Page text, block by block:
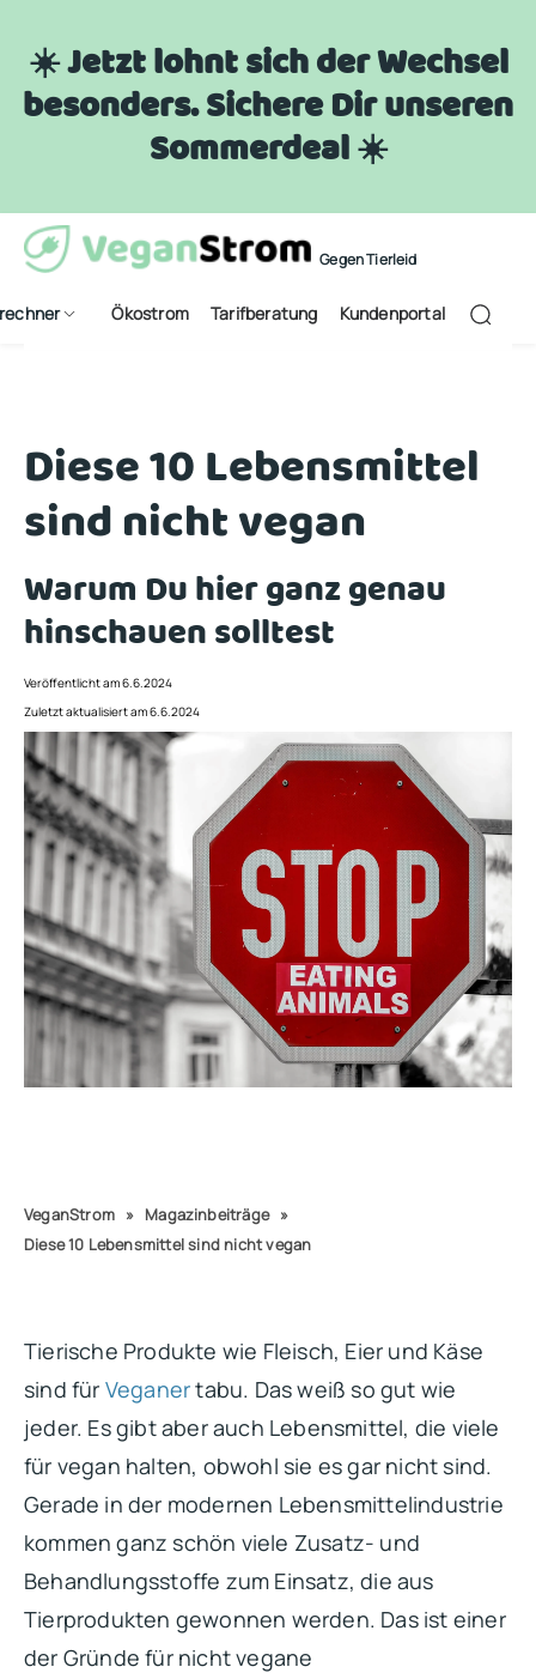
☀️ Jetzt lohnt sich der Wechsel
besonders. Sichere Dir unseren
Sommerdeal ☀️
Gegen Tierleid
Ökostrom Tarifberatung Kundenportal
Diese 10 Lebensmittel
sind nicht vegan
Warum Du hier ganz genau
hinschauen solltest
Veröffentlicht am 6.6.2024
Zuletzt aktualisiert am 6.6.2024
VeganStrom » Magazinbeiträge »
Diese 10 Lebensmittel sind nicht vegan
Tierische Produkte wie Fleisch, Eier und Käse
sind für Veganertabu. Das weiß so gut wie
jeder. Es gibt aber auch Lebensmittel, die viele
für vegan halten, obwohl sie es gar nicht sind.
Gerade in der modernen Lebensmittelindustrie
kommen ganz schön viele Zusatz- und
Behandlungsstoffe zum Einsatz, die aus
Tierprodukten gewonnen werden. Das ist einer
der Gründe für nicht vegane